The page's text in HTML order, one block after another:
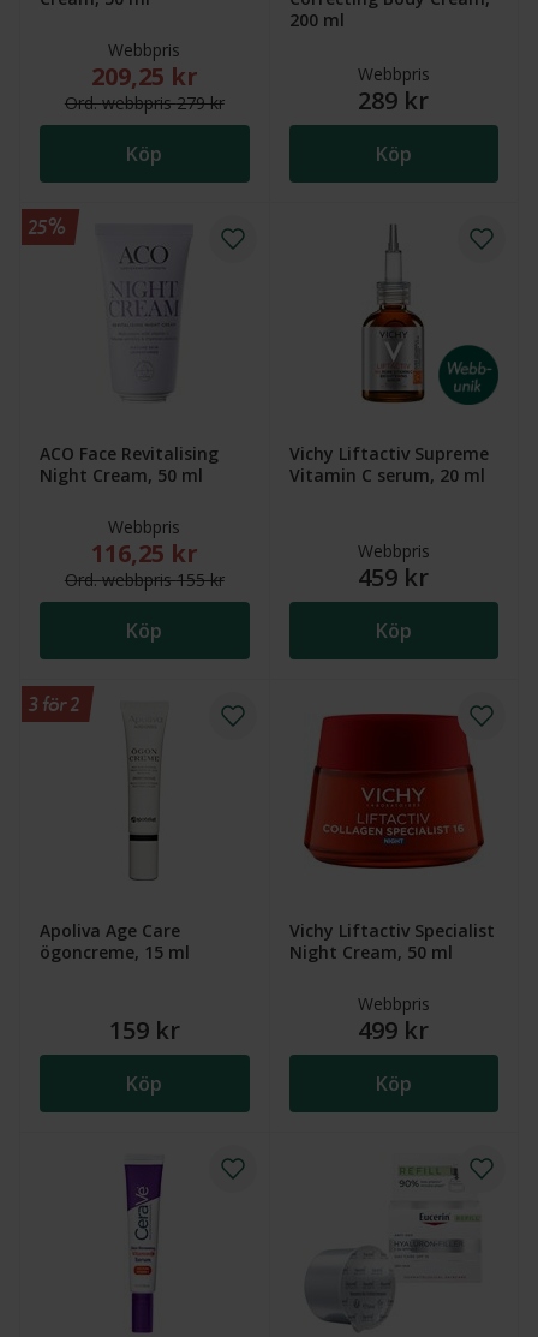
Webbpris
Nytt reducerat pris: 209,25 kr. Ordinarie webbpris
209,25 kr
Ord.webbpris279 kr
Köp
200 ml
Webbpris
289 kr
Köp
ACO Face Revitalising
Night Cream, 50 ml
Webbpris
Nytt reducerat pris: 116,25 kr. Ordinarie webbpris
116,25 kr
Ord.webbpris155 kr
Köp
25%
Vichy Liftactiv Supreme
Vitamin C serum, 20 ml
Webbpris
459 kr
Köp
Apoliva Age Care
ögoncreme, 15 ml
159 kr
Köp
3 för 2
Vichy Liftactiv Specialist
Night Cream, 50 ml
Webbpris
499 kr
Köp